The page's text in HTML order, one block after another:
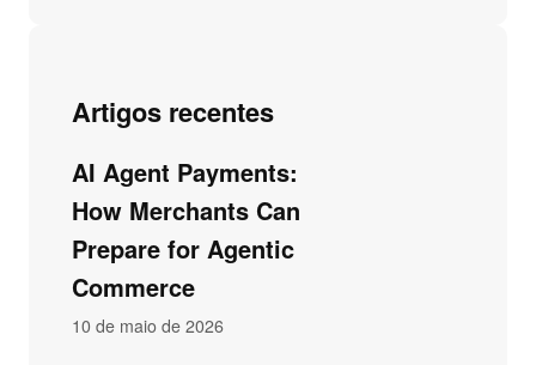
Artigos recentes
AI Agent Payments:
How Merchants Can
Prepare for Agentic
Commerce
10 de maio de 2026